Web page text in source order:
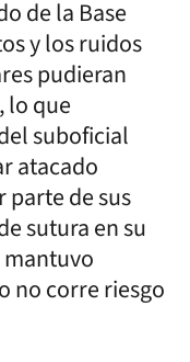
de la Base
y los ruidos
pudieran
lo que
suboficial
atacado
de sus
sutura en su
no corre riesgo